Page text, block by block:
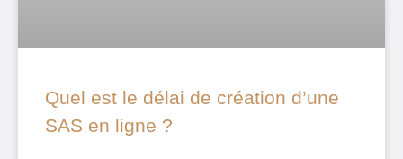
Quel est le délai de création d’une
SAS en ligne ?